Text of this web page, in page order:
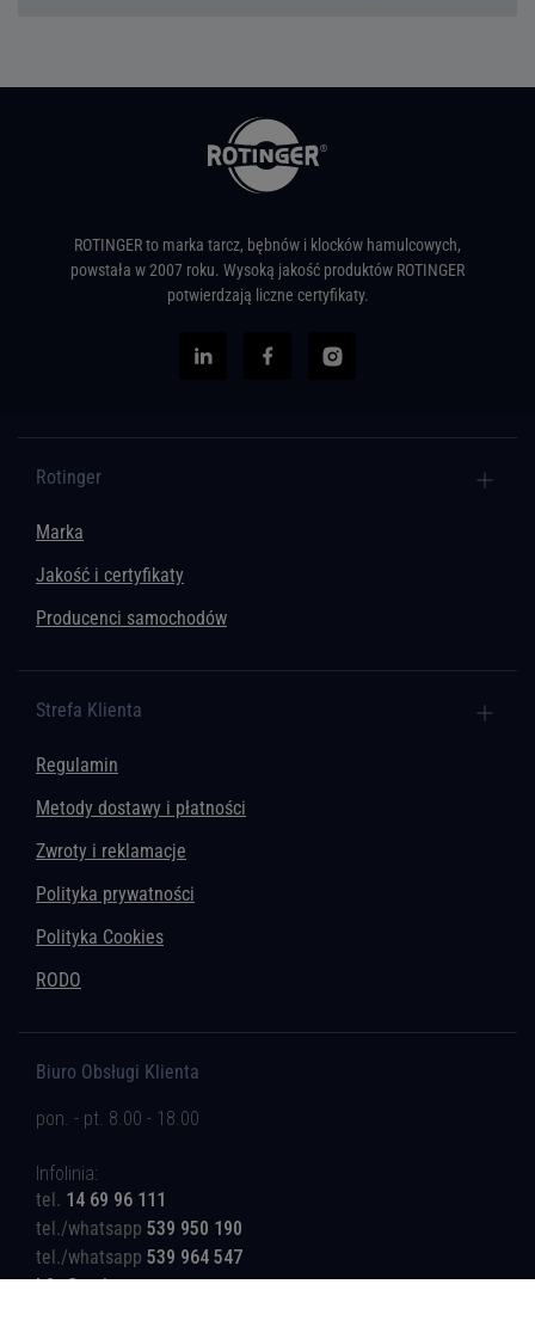
ROTINGER to marka tarcz, bębnów i klocków hamulcowych,
powstała w 2007 roku. Wysoką jakość produktów ROTINGER
potwierdzają liczne certyfikaty.
Rotinger
Marka
Jakość i certyfikaty
Producenci samochodów
Strefa Klienta
Regulamin
Metody dostawy i płatności
Zwroty i reklamacje
Polityka prywatności
Polityka Cookies
RODO
Biuro Obsługi Klienta
pon. - pt. 8.00 - 18.00
Infolinia:
tel. 14 69 96 111
tel./whatsapp 539 950 190
tel./whatsapp 539 964 547
b2c@rotinger.com